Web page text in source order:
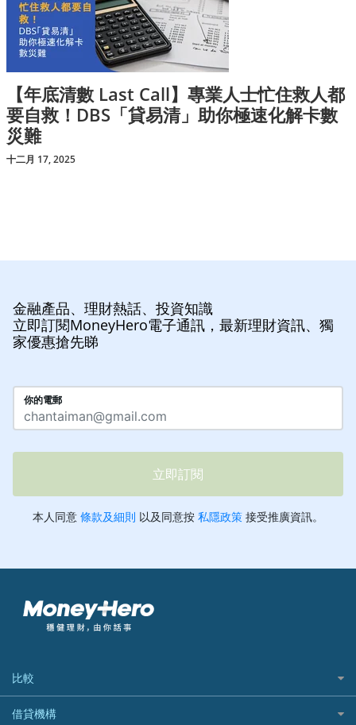
【年底清數 Last Call】專業人士忙住救人都
要自救！DBS「貸易清」助你極速化解卡數
災難
十二月 17, 2025
金融產品、理財熱話、投資知識
立即訂閱MoneyHero電子通訊，最新理財資訊、獨
家優惠搶先睇
比較
私人貸款比較
借貸機構